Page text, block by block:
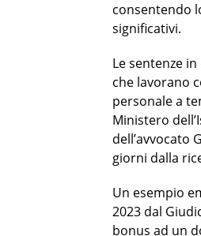
consentendo
significativi.
Le sentenze
che lavorano
personale a
Ministero
dell’avvocato
giorni dalla
Un esempio
2023 dal
bonus ad un